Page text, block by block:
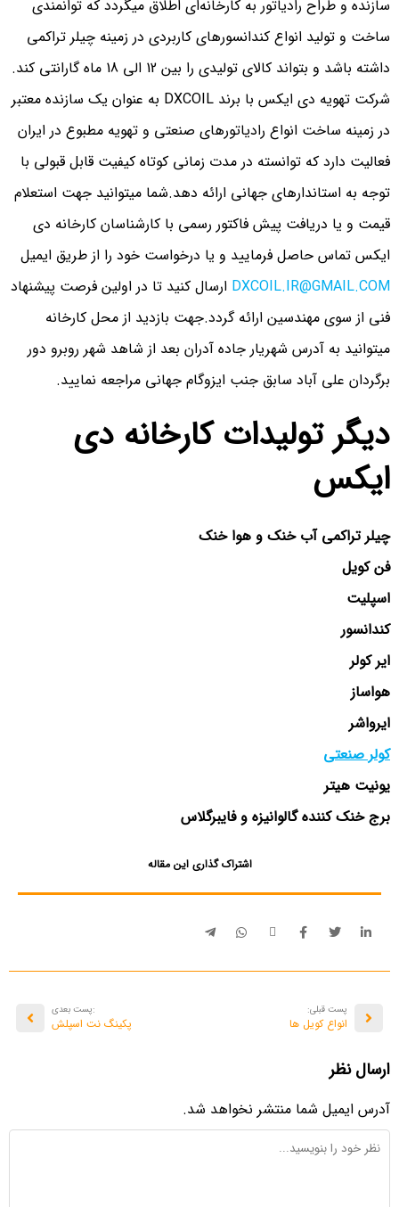
سازنده و طراح رادیاتور به کارخانه‌ای اطلاق میگردد که توانمندی
ساخت و تولید انواع کندانسورهای کاربردی در زمینه چیلر تراکمی
داشته باشد و بتواند کالای تولیدی را بین 12 الی 18 ماه گارانتی کند.
شرکت تهویه دی ایکس با برند DXCOIL به عنوان یک سازنده معتبر
در زمینه ساخت انواع رادیاتورهای صنعتی و تهویه مطبوع در ایران
فعالیت دارد که توانسته در مدت زمانی کوتاه کیفیت قابل قبولی با
توجه به استاندارهای جهانی ارائه دهد.شما میتوانید جهت استعلام
قیمت و یا دریافت پیش فاکتور رسمی با کارشناسان کارخانه دی
ایکس تماس حاصل فرمایید و یا درخواست خود را از طریق ایمیل
DXCOIL.IR@GMAIL.COM ارسال کنید تا در اولین فرصت پیشنهاد
فنی از سوی مهندسین ارائه گردد.جهت بازدید از محل کارخانه
میتوانید به آدرس شهریار جاده آدران بعد از شاهد شهر روبرو دور
برگردان علی آباد سابق جنب ایزوگام جهانی مراجعه نمایید.
دیگر تولیدات کارخانه دی
ایکس
چیلر تراکمی آب خنک و هوا خنک
فن کویل
اسپلیت
کندانسور
ایر کولر
هواساز
ایرواشر
کولر صنعتی
یونیت هیتر
برج خنک کننده گالوانیزه و فایبرگلاس
اشتراک گذاری این مقاله
پست قبلی:
انواع کویل ها
:پست بعدی
پکینگ نت اسپلش
ارسال نظر
آدرس ایمیل شما منتشر نخواهد شد.